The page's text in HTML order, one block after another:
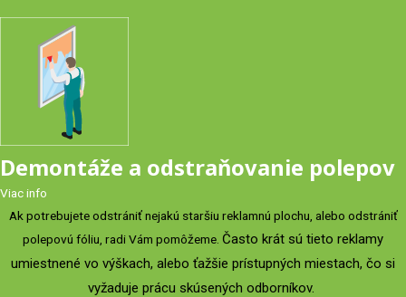
Demontáže a odstraňovanie polepov
Viac info
Ak potrebujete odstrániť nejakú staršiu reklamnú plochu, alebo odstrániť
polepovú fóliu, radi Vám pomôžeme. Často krát sú tieto reklamy
umiestnené vo výškach, alebo ťažšie prístupných miestach, čo si
vyžaduje prácu skúsených odborníkov.